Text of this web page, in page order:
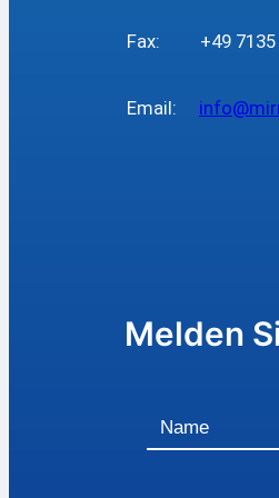
Fax: +49 7135
Email:
Melden